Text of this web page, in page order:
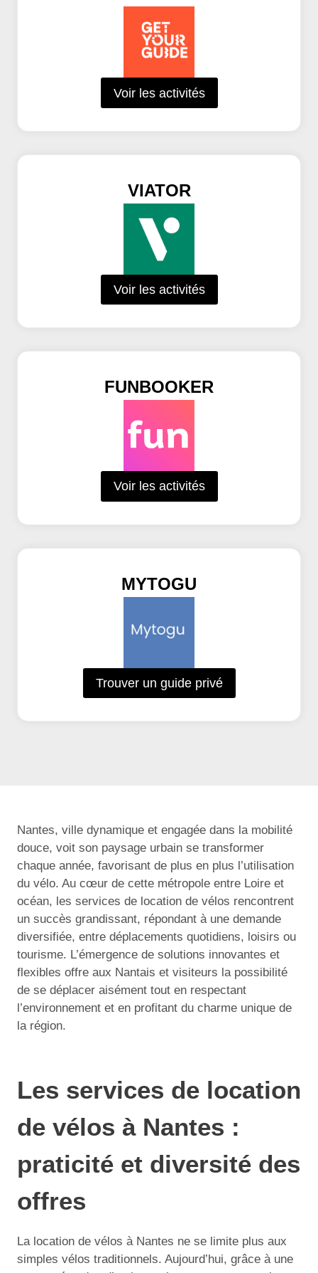
Voir les activités
VIATOR
Voir les activités
FUNBOOKER
Voir les activités
MYTOGU
Trouver un guide privé
Nantes, ville dynamique et engagée dans la mobilité
douce, voit son paysage urbain se transformer
chaque année, favorisant de plus en plus l’utilisation
du vélo. Au cœur de cette métropole entre Loire et
océan, les services de location de vélos rencontrent
un succès grandissant, répondant à une demande
diversifiée, entre déplacements quotidiens, loisirs ou
tourisme. L’émergence de solutions innovantes et
flexibles offre aux Nantais et visiteurs la possibilité
de se déplacer aisément tout en respectant
l’environnement et en profitant du charme unique de
la région.
Les services de location
de vélos à Nantes :
praticité et diversité des
offres
La location de vélos à Nantes ne se limite plus aux
simples vélos traditionnels. Aujourd’hui, grâce à une